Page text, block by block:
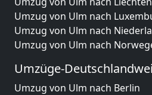
Umzug von Ulm nach
Umzug von Ulm nach
Umzug von Ulm nach
Umzüge-
Umzug von Ulm nach Berlin